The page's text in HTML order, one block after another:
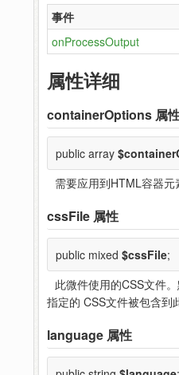
事件
onProcessOutput
属性详细
containerOptions属
public array
需要应用到HTML容器元
cssFile属性
public mixed $cssFile;
此微件使用的CSS文件
指定的 CSS文件被包含到
language属性